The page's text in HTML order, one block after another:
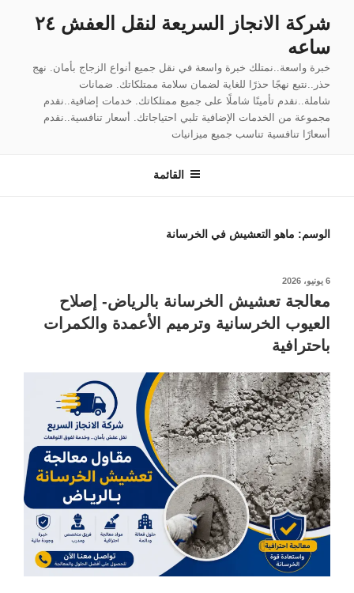
المحتوى
شركة الانجاز السريعة لنقل العفش ٢٤
ساعه
خبرة واسعة..نمتلك خبرة واسعة في نقل جميع أنواع الزجاج بأمان. نهج
حذر..نتبع نهجًا حذرًا للغاية لضمان سلامة ممتلكاتك. ضمانات
شاملة..نقدم تأمينًا شاملًا على جميع ممتلكاتك. خدمات إضافية..نقدم
مجموعة من الخدمات الإضافية تلبي احتياجاتك. أسعار تنافسية..نقدم
أسعارًا تنافسية تناسب جميع ميزانيات
القائمة
الوسم: ماهو التعشيش في الخرسانة
نُشر
6 يونيو، 2026
معالجة تعشيش الخرسانة بالرياض- إصلاح
العيوب الخرسانية وترميم الأعمدة والكمرات
باحترافية